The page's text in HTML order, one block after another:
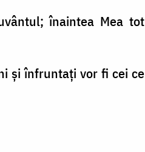
înaintea Mea tot
şi înfruntaţi vor fi cei ce